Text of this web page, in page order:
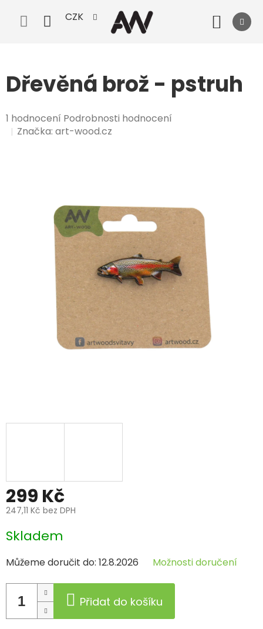
obsah
CZK
Dřevěná brož - pstruh
Průměrné
hodnocení
1 hodnocení Podrobnosti hodnocení
Značka:art-wood.cz
299 Kč
247,11 Kč bez DPH
Měrná
cena:
Skladem
Můžeme doručit do: 12.8.2026 Možnosti doručení
Přidat do košíku